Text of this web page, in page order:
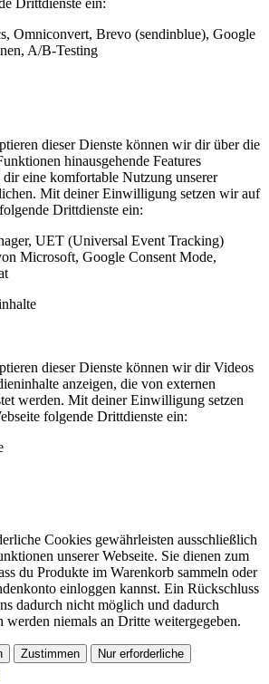
Drittdienste ein:
Omniconvert, Brevo (sendinblue), Google
A/B-Testing
dieser Dienste können wir dir über die
hinausgehende Features
dir eine komfortable Nutzung unserer
Mit deiner Einwilligung setzen wir auf
Drittdienste ein:
UET (Universal Event Tracking)
Microsoft, Google Consent Mode,
dieser Dienste können wir dir Videos
anzeigen, die von externen
werden. Mit deiner Einwilligung setzen
folgende Drittdienste ein:
Cookies gewährleisten ausschließlich
unserer Webseite. Sie dienen zum
du Produkte im Warenkorb sammeln oder
einloggen kannst. Ein Rückschluss
dadurch nicht möglich und dadurch
werden niemals an Dritte weitergegeben.
Zustimmen Nur erforderliche